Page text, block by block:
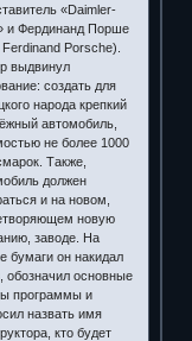
«Daimler-
и Фердинанд Порше
Porsche).
выдвинул
создать для
народа крепкий
автомобиль,
не более 1000
Также,
должен
и на новом,
новую
заводе. На
бумаги он накидал
обозначил основные
программы и
назвать имя
кто будет